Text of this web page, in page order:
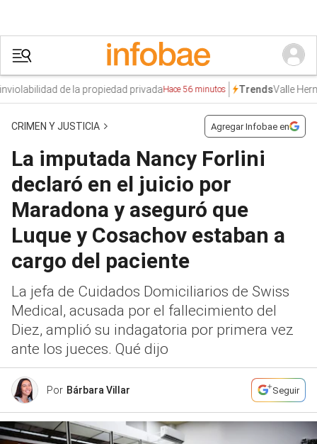
de la propiedad privadaHace 56 minutos TrendsValle Hermoso
CRIMEN Y JUSTICIA Agregar Infobae en
La imputada Nancy Forlini
declaró en el juicio por
Maradona y aseguró que
Luque y Cosachov estaban a
cargo del paciente
La jefa de Cuidados Domiciliarios de Swiss
Medical, acusada por el fallecimiento del
Diez, amplió su indagatoria por primera vez
ante los jueces. Qué dijo
Por Bárbara Villar Seguir